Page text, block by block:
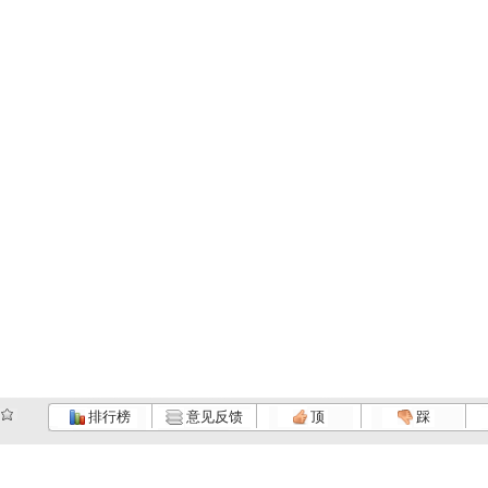
排行榜 意见反馈 顶 踩